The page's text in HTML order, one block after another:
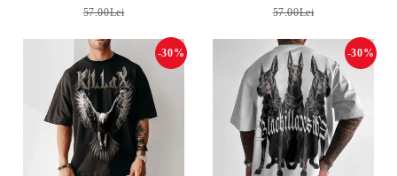
57.00Lei 57.00Lei
-30% -30%